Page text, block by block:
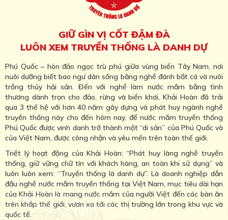
GIỮ GÌN VỊ CỐT ĐẬM ĐÀ
LUÔN XEM TRUYỀN THỐNG LÀ DANH DỰ
Phú Quốc – hòn đảo ngọc trù phú giữa vùng biển Tây Nam, nơi
nuôi dưỡng biết bao ngư dân sống bằng nghề đánh bắt cá và nuôi
trồng thủy hải sản. Đến với nghề làm nước mắm bằng tình
thương dành trọn cho đảo, rừng và biển khơi, Khải Hoàn đã trải
qua 3 thế hệ với hơn 40 năm gây dựng và phát huy ngành nghề
truyền thống này cho đến hôm nay, để nước mắm truyền thống
Phú Quốc được vinh danh trở thành một “di sản” của Phú Quốc và
của Việt Nam, được công nhận và yêu mến trên toàn thế giới.
Triết lý hoạt động của Khải Hoàn: “Phát huy làng nghề truyền
thống, giữ vững chữ tín với khách hàng, an toàn khi sử dụng” và
luôn luôn xem: “Truyền thống là danh dự”. Là doanh nghiệp dẫn
đầu nghề nước mắm truyền thống tại Việt Nam, mục tiêu dài hạn
của Khải Hoàn là mang nước mắm của người Việt đến các bàn ăn
trên khắp thế giới, vươn xa tới các thị trường lớn trong khu vực và
quốc tế.